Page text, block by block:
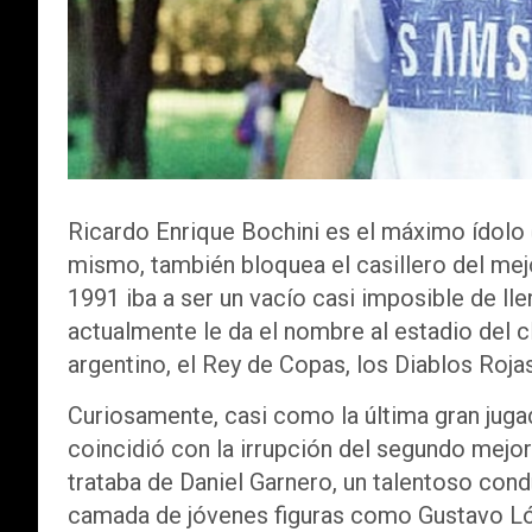
Ricardo Enrique Bochini es el máximo
mismo, también bloquea el casillero del
1991 iba a ser un vacío casi imposible de
actualmente le da el nombre al estadio del
argentino, el Rey de Copas, los Diablos
Curiosamente, casi como la última gran
coincidió con la irrupción del segundo
trataba de Daniel Garnero, un talentoso
camada de jóvenes figuras como Gustavo